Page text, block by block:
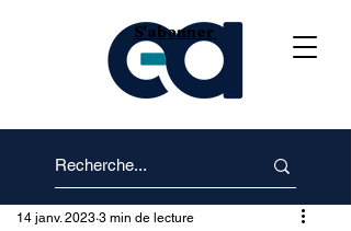
S'abonner
14 janv. 2023 3 min de lecture